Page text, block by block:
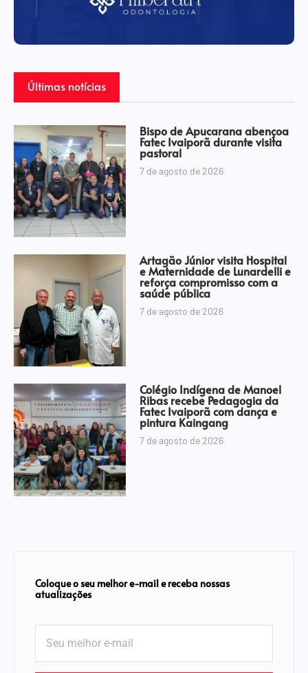
Últimas notícias
Bispo de Apucarana abençoa
Fatec Ivaiporã durante visita
pastoral
7 de agosto de 2026
Artagão Júnior visita Hospital
e Maternidade de Lunardelli e
reforça compromisso com a
saúde pública
7 de agosto de 2026
Colégio Indígena de Manoel
Ribas recebe Pedagogia da
Fatec Ivaiporã com dança e
pintura Kaingang
7 de agosto de 2026
Coloque o seu melhor e-mail e receba nossas
atualizações